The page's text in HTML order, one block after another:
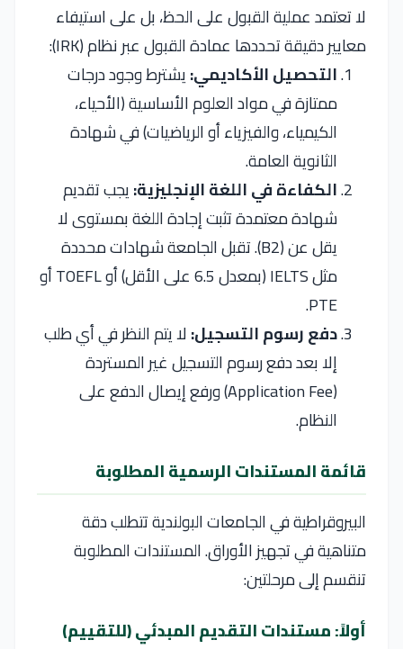
لا تعتمد عملية القبول على الحظ، بل على استيفاء
معايير دقيقة تحددها عمادة القبول عبر نظام (IRK):
التحصيل الأكاديمي:يشترط وجود درجات
ممتازة في مواد العلوم الأساسية (الأحياء،
الكيمياء، والفيزياء أو الرياضيات) في شهادة
الثانوية العامة.
الكفاءة في اللغة الإنجليزية:يجب تقديم
شهادة معتمدة تثبت إجادة اللغة بمستوى لا
يقل عن (B2). تقبل الجامعة شهادات محددة
مثل IELTS (بمعدل 6.5 على الأقل) أو TOEFL أو
PTE.
دفع رسوم التسجيل:لا يتم النظر في أي طلب
إلا بعد دفع رسوم التسجيل غير المستردة
(Application Fee) ورفع إيصال الدفع على
النظام.
قائمة المستندات الرسمية المطلوبة
البيروقراطية في الجامعات البولندية تتطلب دقة
متناهية في تجهيز الأوراق. المستندات المطلوبة
تنقسم إلى مرحلتين:
أولاً: مستندات التقديم المبدئي (للتقييم)